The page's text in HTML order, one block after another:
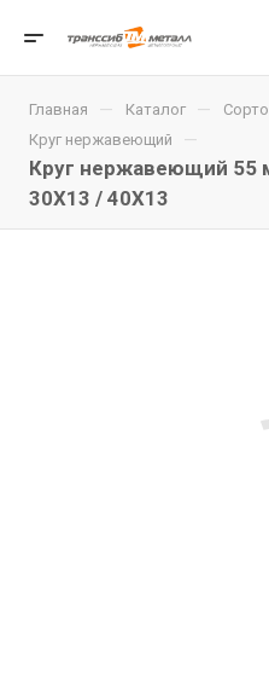
Главная — Каталог —
Круг нержавеющий —
Круг нержавеющий 55
30Х13 / 40Х13